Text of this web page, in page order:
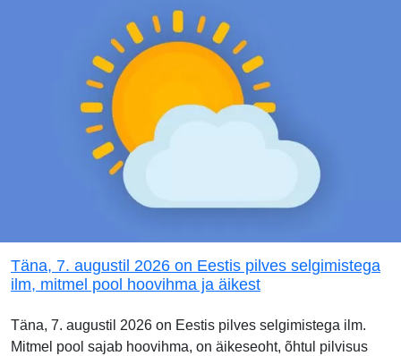
Täna, 7. augustil 2026 on Eestis pilves selgimistega
ilm, mitmel pool hoovihma ja äikest
Täna, 7. augustil 2026 on Eestis pilves selgimistega ilm.
Mitmel pool sajab hoovihma, on äikeseoht, õhtul pilvisus